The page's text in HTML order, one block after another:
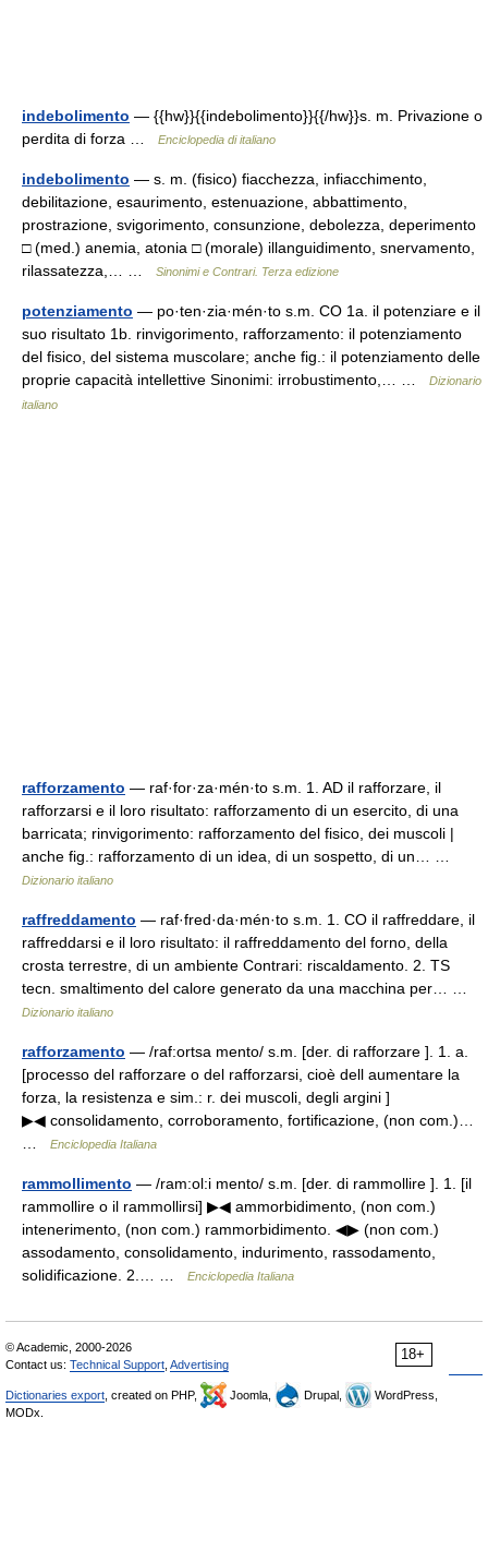
indebolimento — {{hw}}{{indebolimento}}{{/hw}}s. m. Privazione o
perdita di forza …
Enciclopedia di italiano
indebolimento — s. m. (fisico) fiacchezza, infiacchimento,
debilitazione, esaurimento, estenuazione, abbattimento,
prostrazione, svigorimento, consunzione, debolezza, deperimento
□ (med.) anemia, atonia □ (morale) illanguidimento, snervamento,
rilassatezza,… …
Sinonimi e Contrari. Terza edizione
potenziamento — po·ten·zia·mén·to s.m. CO 1a. il potenziare e il
suo risultato 1b. rinvigorimento, rafforzamento: il potenziamento
del fisico, del sistema muscolare; anche fig.: il potenziamento delle
proprie capacità intellettive Sinonimi: irrobustimento,… …
Dizionario
italiano
rafforzamento — raf·for·za·mén·to s.m. 1. AD il rafforzare, il
rafforzarsi e il loro risultato: rafforzamento di un esercito, di una
barricata; rinvigorimento: rafforzamento del fisico, dei muscoli |
anche fig.: rafforzamento di un idea, di un sospetto, di un… …
Dizionario italiano
raffreddamento — raf·fred·da·mén·to s.m. 1. CO il raffreddare, il
raffreddarsi e il loro risultato: il raffreddamento del forno, della
crosta terrestre, di un ambiente Contrari: riscaldamento. 2. TS
tecn. smaltimento del calore generato da una macchina per… …
Dizionario italiano
rafforzamento — /raf:ortsa mento/ s.m. [der. di rafforzare ]. 1. a.
[processo del rafforzare o del rafforzarsi, cioè dell aumentare la
forza, la resistenza e sim.: r. dei muscoli, degli argini ]
▶◀ consolidamento, corroboramento, fortificazione, (non com.)…
Enciclopedia Italiana
rammollimento — /ram:ol:i mento/ s.m. [der. di rammollire ]. 1. [il
rammollire o il rammollirsi] ▶◀ ammorbidimento, (non com.)
intenerimento, (non com.) rammorbidimento. ◀▶ (non com.)
assodamento, consolidamento, indurimento, rassodamento,
solidificazione. 2.… …
Enciclopedia Italiana
18+
© Academic, 2000-2026
Contact us: Technical Support Advertising
Dictionaries export , created on PHP, Joomla, Drupal,
WordPress,
MODx.